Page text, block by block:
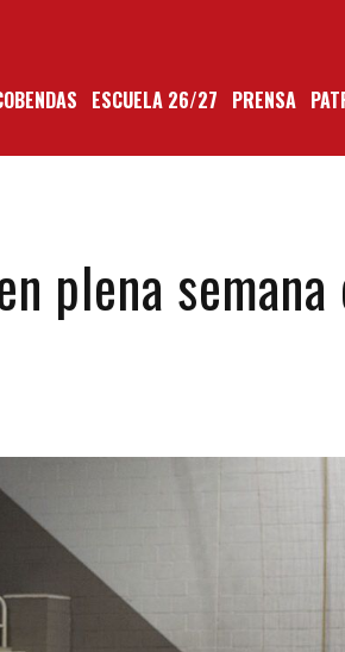
ESCUELA 26/27 PRENSA
plena semana